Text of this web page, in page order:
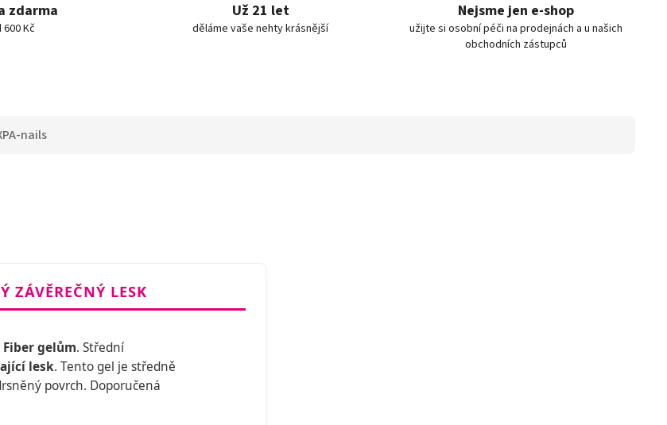
zdarma
Kč
Už 21 let
děláme vaše nehty krásnější
Nejsme jen e-shop
užijte si osobní péči na prodejnách a u našich
obchodních zástupců
nails
ZÁVĚREČNÝ LESK
Fiber gelům. Střední
lesk. Tento gel je středně
povrch. Doporučená